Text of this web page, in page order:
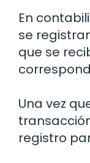
En
se
que se
Una vez
registro